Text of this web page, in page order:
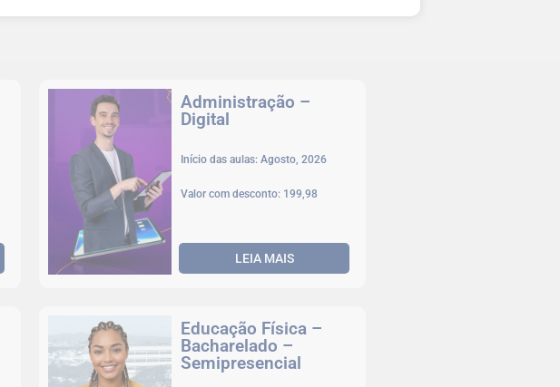
Administração –
Digital
Início das aulas: Agosto, 2026
Valor com desconto: 199,98
LEIA MAIS
Educação Física –
Bacharelado –
Semipresencial